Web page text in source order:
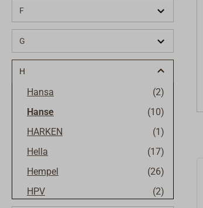
F
G
H
(2)
Hansa
(10)
Hanse
(1)
HARKEN
(17)
Hella
(26)
Hempel
(2)
HPV